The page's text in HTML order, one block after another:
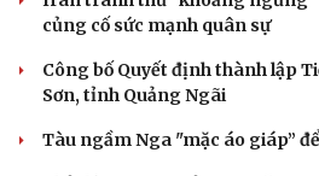
Thông tin doanh nghiệp
Doanh nghiệp 24h
Doanh nhân
Vì cộng đồng
củng cố sức mạnh quân sự
Công bố Quyết định thành lập
Sơn, tỉnh Quảng Ngãi
Tàu ngầm Nga "mặc áo giáp”